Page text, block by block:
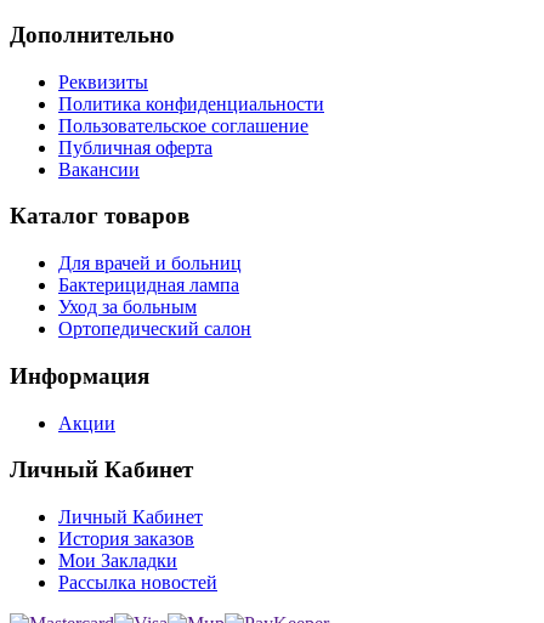
Дополнительно
Реквизиты
Политика конфиденциальности
Пользовательское соглашение
Публичная оферта
Вакансии
Каталог товаров
Для врачей и больниц
Бактерицидная лампа
Уход за больным
Ортопедический салон
Информация
Акции
Личный Кабинет
Личный Кабинет
История заказов
Мои Закладки
Рассылка новостей